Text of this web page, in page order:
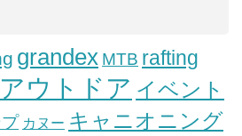
grandex MTB rafting
アウトドア イベント
カヌー キャニオニング